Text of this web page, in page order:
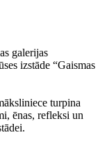
galerijas
izstāde “Gaismas
turpina
ēnas, refleksi un